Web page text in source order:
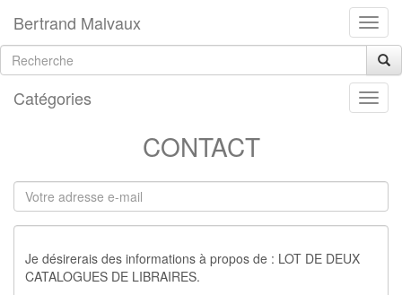
Bertrand Malvaux
Catégories
CONTACT